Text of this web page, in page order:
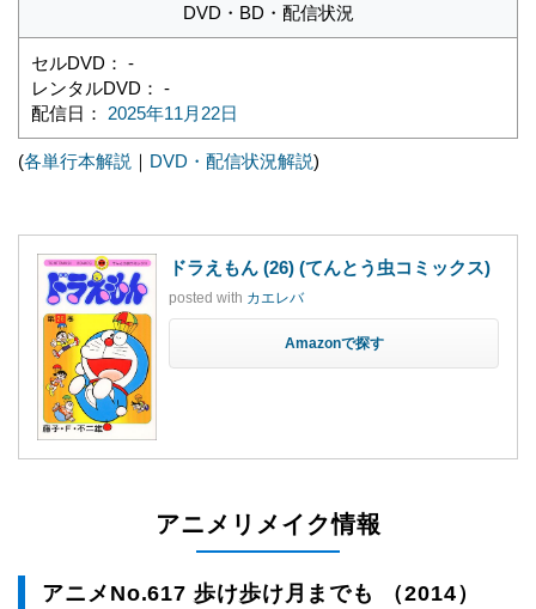
DVD・BD・配信状況
セルDVD： -
レンタルDVD： -
配信日： 2025年11月22日
(各単行本解説 ｜ DVD・配信状況解説)
ドラえもん (26) (てんとう虫コミックス)
posted with カエレバ
Amazon
アニメリメイク情報
アニメNo.617 歩け歩け月までも （2014）